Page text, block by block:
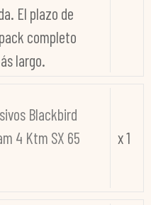
El plazo de
completo
largo.
Blackbird
4 Ktm SX 65
x 1